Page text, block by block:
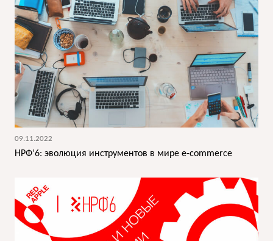
09.11.2022
НРФ’6: эволюция инструментов в мире e-commerce